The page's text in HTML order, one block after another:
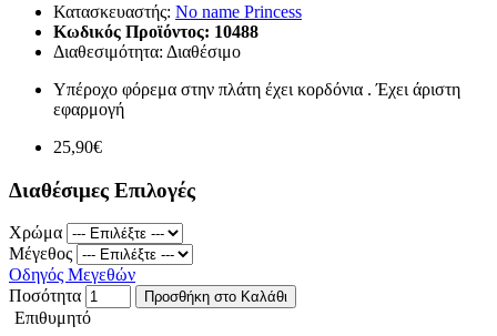
Κατασκευαστής: No name Princess
Κωδικός Προϊόντος: 10488
Διαθεσιμότητα: Διαθέσιμο
Υπέροχο φόρεμα στην πλάτη έχει κορδόνια . Έχει άριστη
εφαρμογή
25,90€
Διαθέσιμες Επιλογές
Χρώμα
Μέγεθος
Οδηγός Μεγεθών
Ποσότητα
Προσθήκη στο Καλάθι
Επιθυμητό